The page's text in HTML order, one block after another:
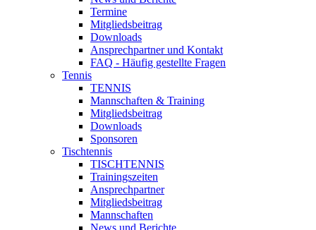
Termine
Mitgliedsbeitrag
Downloads
Ansprechpartner und Kontakt
FAQ - Häufig gestellte Fragen
Tennis
TENNIS
Mannschaften & Training
Mitgliedsbeitrag
Downloads
Sponsoren
Tischtennis
TISCHTENNIS
Trainingszeiten
Ansprechpartner
Mitgliedsbeitrag
Mannschaften
News und Berichte